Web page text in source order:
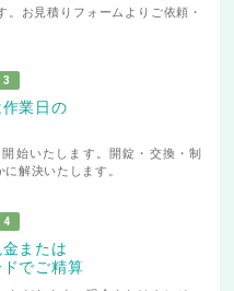
。お見積りフォームよりご依頼・
3
業日の
始いたします。開錠・交換・制
解決いたします。
4
または
でご精算